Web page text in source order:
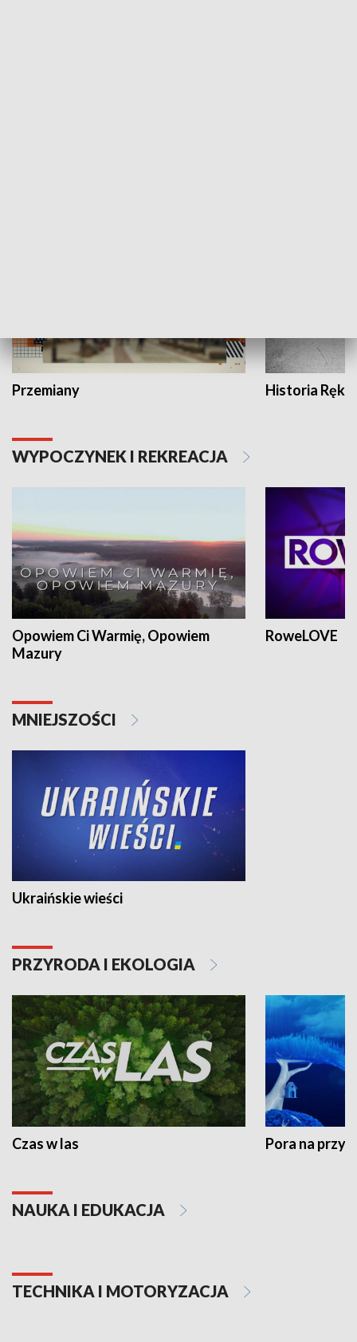
Przemiany Historia Ręką
WYPOCZYNEK I REKREACJA
Opowiem Ci Warmię, Opowiem
Mazury
RoweLOVE
MNIEJSZOŚCI
Ukraińskie wieści
PRZYRODA I EKOLOGIA
Czas w las Pora na
NAUKA I EDUKACJA
TECHNIKA I MOTORYZACJA